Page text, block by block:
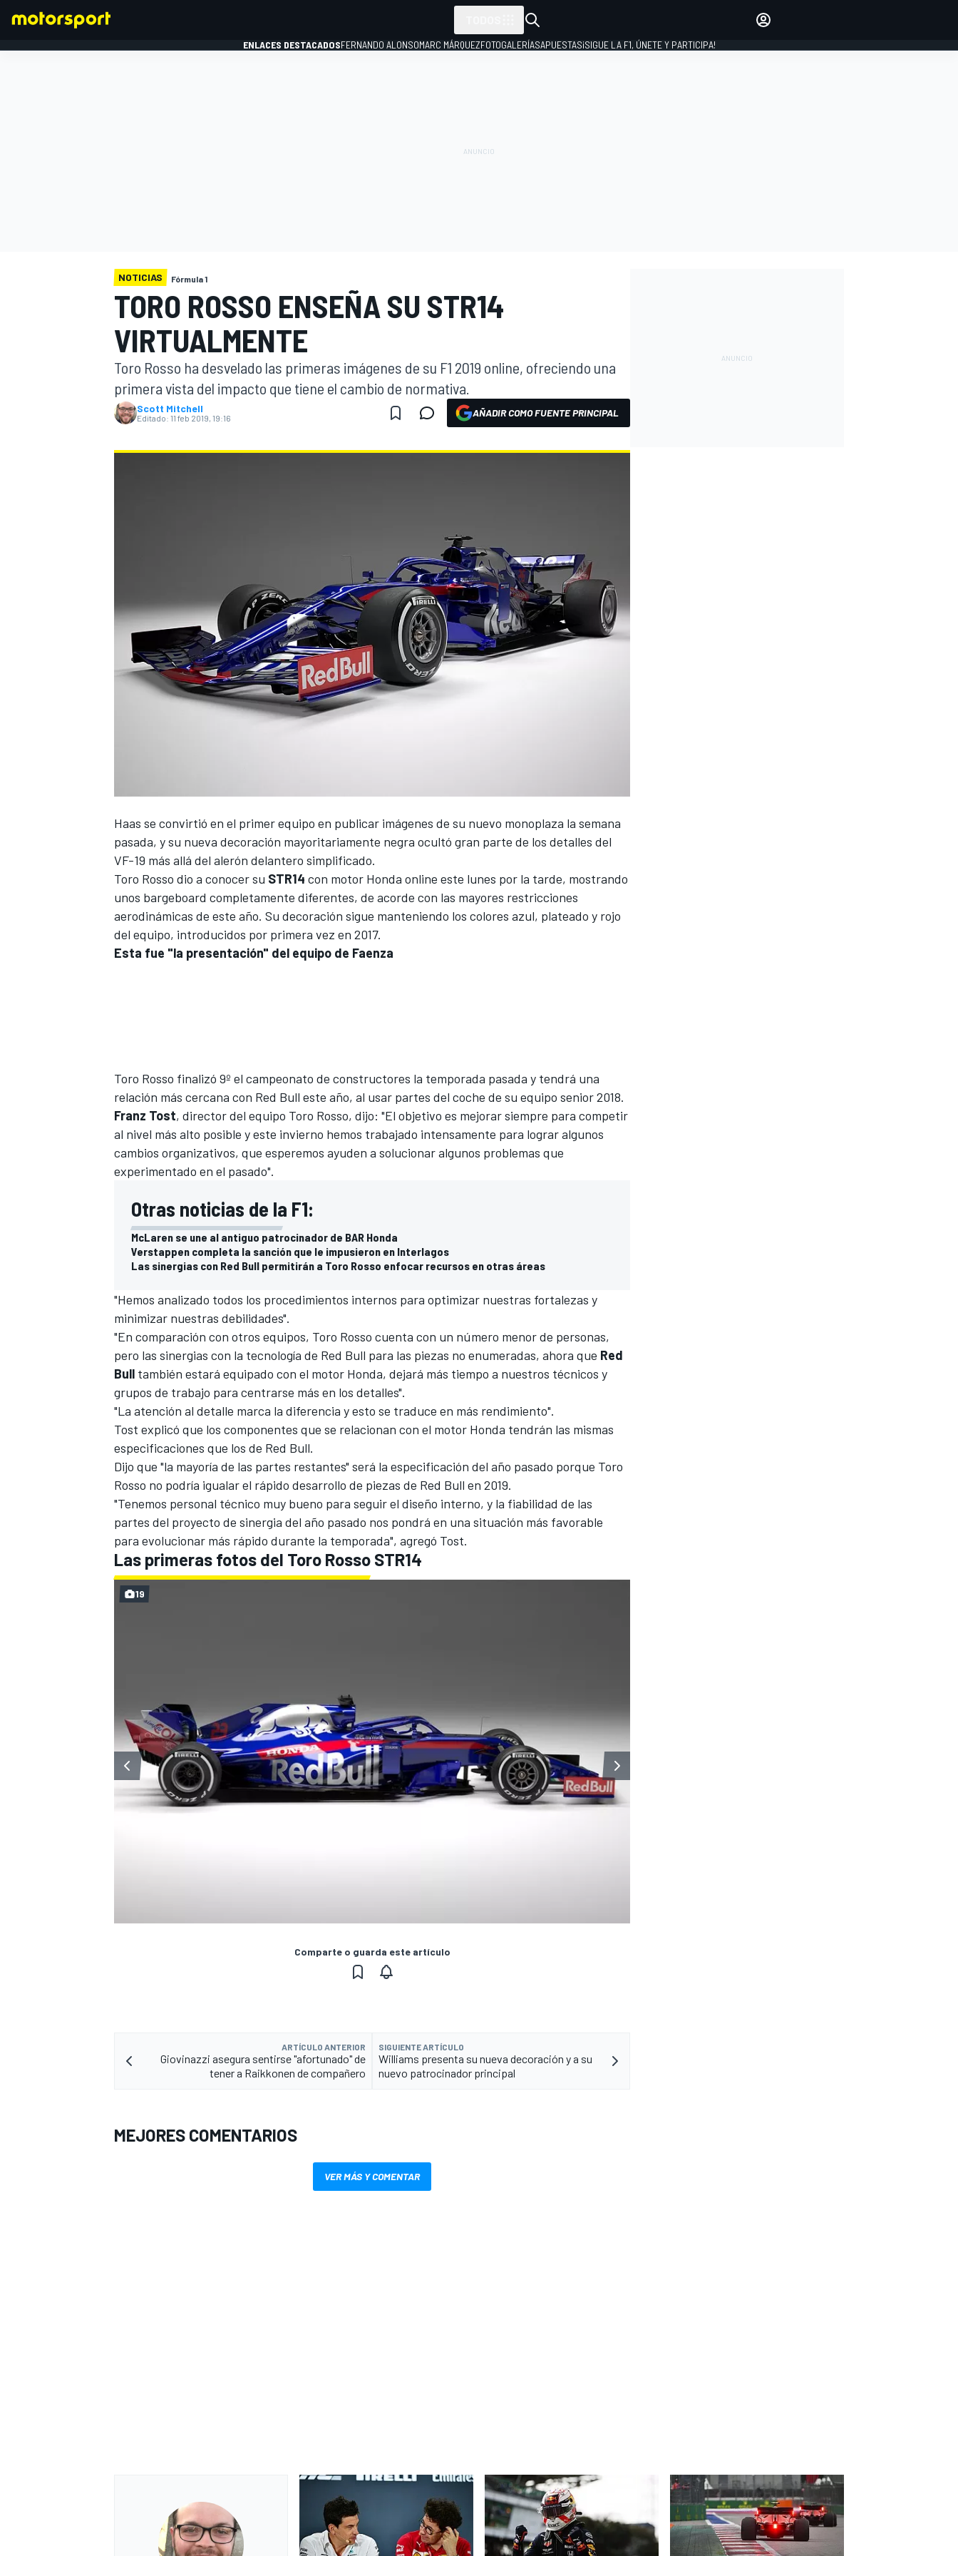
MÁS CATEGORÍAS
ENLACES DESTACADOSFERNANDO ALONSOMARC MÁRQUEZFOTOGALERÍASAPUESTAS¡SIGUE LA F1, ÚNETE Y PARTICIPA!
NOTICIAS Fórmula 1
TORO ROSSO ENSEÑA SU STR14
VIRTUALMENTE
Toro Rosso ha desvelado las primeras imágenes de su F1 2019 online, ofreciendo una
primera vista del impacto que tiene el cambio de normativa.
Scott Mitchell
Editado: 11 feb 2019, 19:16 AÑADIR COMO FUENTE PRINCIPAL
Haas se convirtió en el primer equipo en publicar imágenes de su nuevo monoplaza la semana
pasada, y su nueva decoración mayoritariamente negra ocultó gran parte de los detalles del
VF-19 más allá del alerón delantero simplificado.
Toro Rosso dio a conocer su STR14 con motor Honda online este lunes por la tarde, mostrando
unos bargeboard completamente diferentes, de acorde con las mayores restricciones
aerodinámicas de este año. Su decoración sigue manteniendo los colores azul, plateado y rojo
del equipo, introducidos por primera vez en 2017.
Esta fue "la presentación" del equipo de Faenza
Toro Rosso finalizó 9º el campeonato de constructores la temporada pasada y tendrá una
relación más cercana con Red Bull este año, al usar partes del coche de su equipo senior 2018.
Franz Tost, director del equipo Toro Rosso, dijo: "El objetivo es mejorar siempre para competir
al nivel más alto posible y este invierno hemos trabajado intensamente para lograr algunos
cambios organizativos, que esperemos ayuden a solucionar algunos problemas que
experimentado en el pasado".
Otras noticias de la F1:
McLaren se une al antiguo patrocinador de BAR Honda
Verstappen completa la sanción que le impusieron en Interlagos
Las sinergias con Red Bull permitirán a Toro Rosso enfocar recursos en otras áreas
"Hemos analizado todos los procedimientos internos para optimizar nuestras fortalezas y
minimizar nuestras debilidades".
"En comparación con otros equipos, Toro Rosso cuenta con un número menor de personas,
pero las sinergias con la tecnología de Red Bull para las piezas no enumeradas, ahora que Red
Bull también estará equipado con el motor Honda, dejará más tiempo a nuestros técnicos y
grupos de trabajo para centrarse más en los detalles".
"La atención al detalle marca la diferencia y esto se traduce en más rendimiento".
Tost explicó que los componentes que se relacionan con el motor Honda tendrán las mismas
especificaciones que los de Red Bull.
Dijo que "la mayoría de las partes restantes" será la especificación del año pasado porque Toro
Rosso no podría igualar el rápido desarrollo de piezas de Red Bull en 2019.
"Tenemos personal técnico muy bueno para seguir el diseño interno, y la fiabilidad de las
partes del proyecto de sinergia del año pasado nos pondrá en una situación más favorable
para evolucionar más rápido durante la temporada", agregó Tost.
Las primeras fotos del Toro Rosso STR14
19
Comparte o guarda este artículo
ARTÍCULO ANTERIOR
Giovinazzi asegura sentirse "afortunado" de
tener a Raikkonen de compañero
SIGUIENTE ARTÍCULO
Williams presenta su nueva decoración y a su
nuevo patrocinador principal
MEJORES COMENTARIOS
VER MÁS Y COMENTAR